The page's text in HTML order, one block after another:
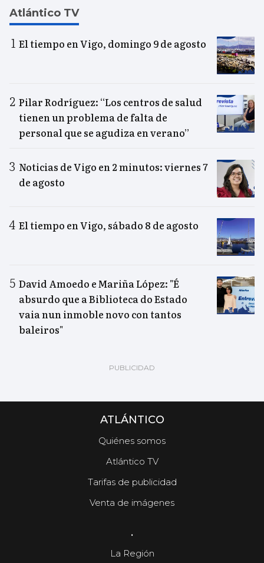
Atlántico TV
El tiempo en Vigo, domingo 9 de agosto
Pilar Rodríguez: “Los centros de salud
tienen un problema de falta de
personal que se agudiza en verano”
Noticias de Vigo en 2 minutos: viernes 7
de agosto
El tiempo en Vigo, sábado 8 de agosto
David Amoedo e Mariña López: "É
absurdo que a Biblioteca do Estado
vaia nun inmoble novo con tantos
baleiros"
ATLÁNTICO
Quiénes somos
Atlántico TV
Tarifas de publicidad
Venta de imágenes
.
La Región